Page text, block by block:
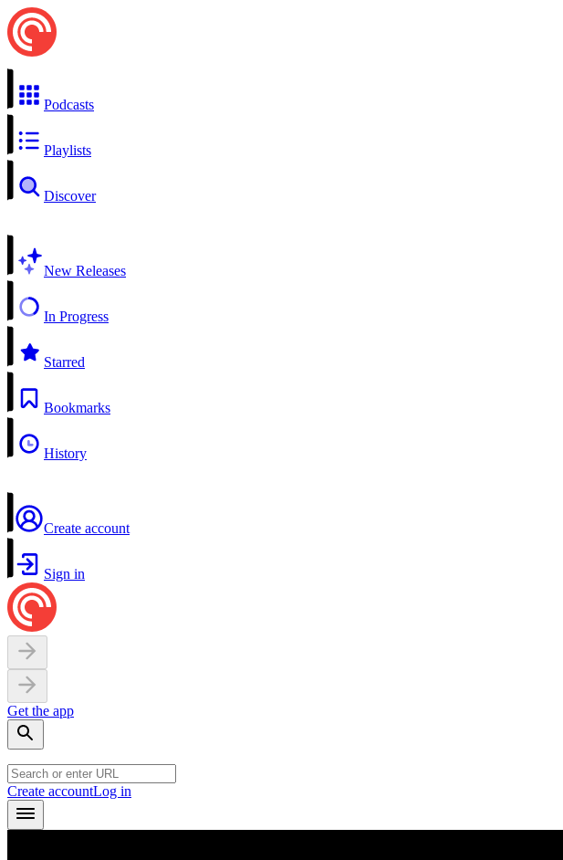
Podcasts
Playlists
Discover
New Releases
In Progress
Starred
Bookmarks
History
Create account
Sign in
Get the app
Create accountLog in